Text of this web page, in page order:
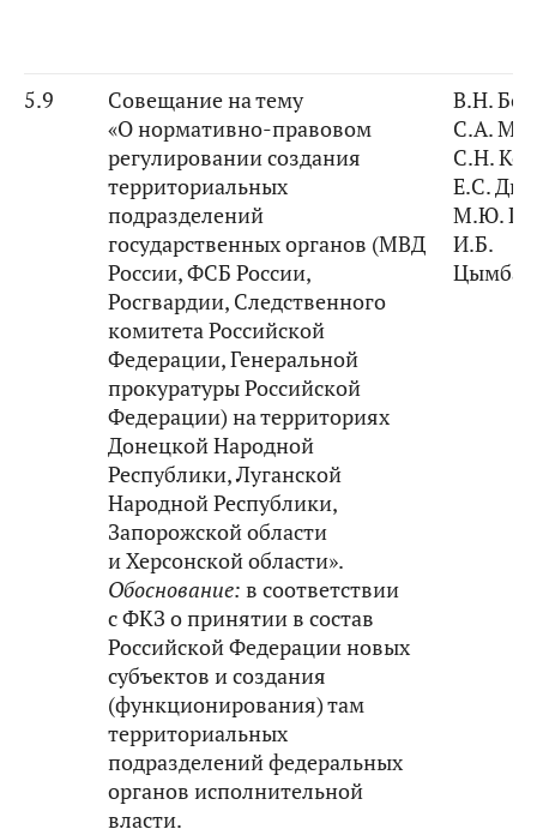
5.9
Совещание на тему
«О нормативно-правовом
регулировании создания
территориальных
подразделений
государственных органов (МВД
России, ФСБ России,
Росгвардии, Следственного
комитета Российской
Федерации, Генеральной
прокуратуры Российской
Федерации) на территориях
Донецкой Народной
Республики, Луганской
Народной Республики,
Запорожской области
и Херсонской области».
Обоснование: в соответствии
с ФКЗ о принятии в состав
Российской Федерации новых
субъектов и создания
(функционирования) там
территориальных
подразделений федеральных
органов исполнительной
власти.
В.Н.
С.А.
С.Н.
Е.С.
М.Ю.
И.Б.